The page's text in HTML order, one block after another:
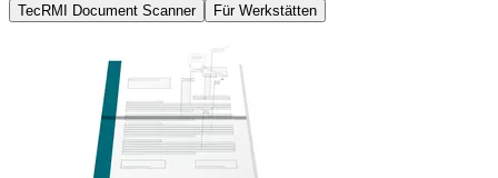
TecRMI Document Scanner Für Werkstätten